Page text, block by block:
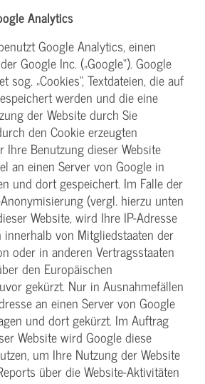
Analytics
Google Analytics, einen
Google Inc. („Google“). Google
sog. „Cookies“, Textdateien, die auf
werden und die eine
der Website durch Sie
den Cookie erzeugten
Ihre Benutzung dieser Website
an einen Server von Google in
und dort gespeichert. Im Falle der
(vergl. hierzu unten
Website, wird Ihre IP-Adresse
von Mitgliedstaaten der
oder in anderen Vertragsstaaten
den Europäischen
gekürzt. Nur in Ausnahmefällen
an einen Server von Google
und dort gekürzt. Im Auftrag
Website wird Google diese
um Ihre Nutzung der Website
über die Website-Aktivitäten